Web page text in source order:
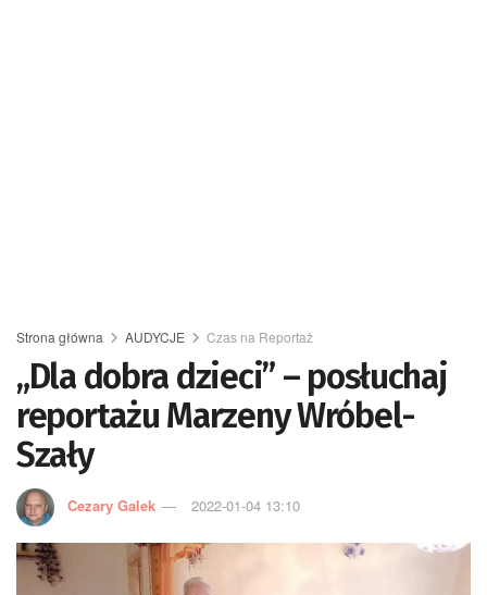
Strona główna AUDYCJE Czas na Reportaż
„Dla dobra dzieci” – posłuchaj
reportażu Marzeny Wróbel-
Szały
Cezary Galek 2022-01-04 13:10